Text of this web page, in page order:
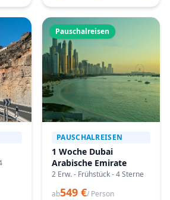
Pauschalreisen
PAUSCHALREISEN
1 Woche Dubai
Arabische Emirate
2 Erw. - Frühstück - 4 Sterne
ab549 €/ Person